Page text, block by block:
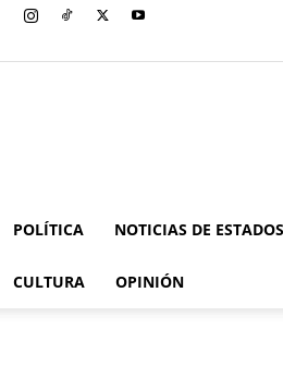
POLÍTICA NOTICIAS DE
CULTURA OPINIÓN